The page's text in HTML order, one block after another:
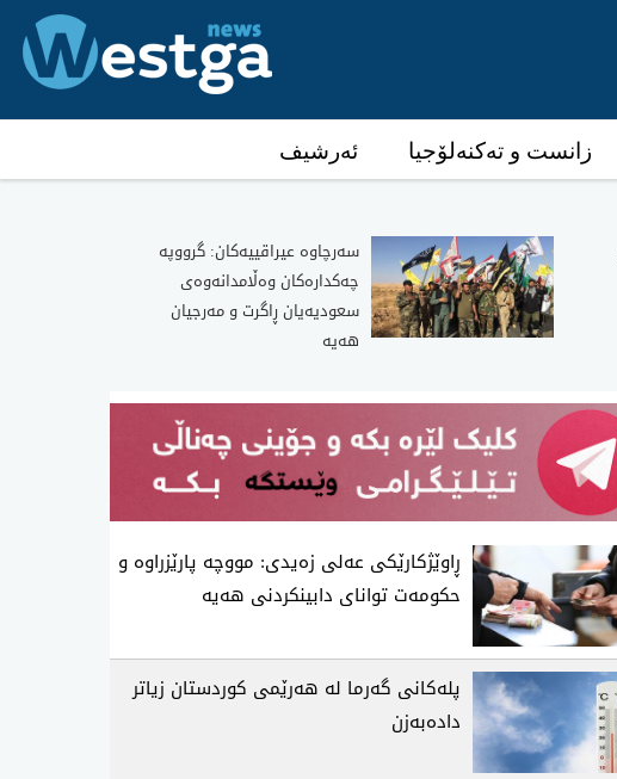
زانست و تەکنەلۆجیا ئەرشیف
سەرچاوە عیراقییەکان: گرووپە
چەکدارەکان وەڵامدانەوەی
سعودیەیان ڕاگرت و مەرجیان
هەیە
ڕاوێژکارێکی عەلی زەیدی: مووچە پارێزراوە و
حکومەت توانای دابینکردنی هەیە
پلەکانی گەرما لە هەرێمی کوردستان زیاتر
دادەبەزن